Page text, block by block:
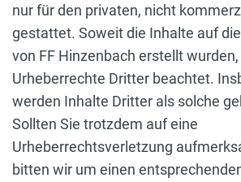
nur für den privaten, nicht
gestattet. Soweit die Inhalte auf
von FF Hinzenbach erstellt
Urheberrechte Dritter beachtet.
werden Inhalte Dritter als solche
Sollten Sie trotzdem auf eine
Urheberrechtsverletzung
bitten wir um einen